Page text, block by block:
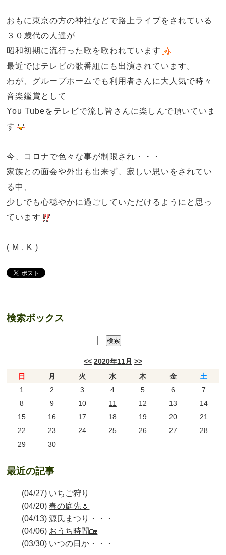
おもに東京の方の神社などで路上ライブをされている
３０歳代の人達が
昭和初期に流行った歌を歌われています
最近ではテレビの歌番組にも出演されています。
わが、グループホームでも利用者さんに大人気で時々
音楽鑑賞として
You Tubeをテレビで流し皆さんに楽しんで頂いていま
す
今、コロナで色々な事が制限され・・・
家族との面会や外出も出来ず、寂しい思いをされてい
る中、
少しでも心穏やかに過ごしていただけるようにと思っ
ています
( M . K )
検索ボックス
<< 2020年11月 >>
日
月 火 水 木 金
土
1
2 3 4 5 6
7
8
9 10 11 12 13
14
15
16 17 18 19 20
21
22
23 24 25 26 27
28
29
30
最近の記事
(04/27) いちご狩り
(04/20)春の庭先🌷
(04/13)源氏まつり・・・
(04/06) おうち時間🏡
(03/30) いつの日か・・・